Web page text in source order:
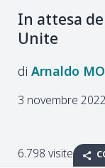
In attesa
Unite
Arnaldo
3 novembre 2022
6.798 visite